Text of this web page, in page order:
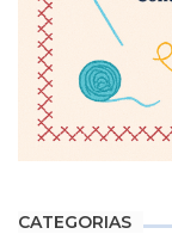
CATEGORIAS